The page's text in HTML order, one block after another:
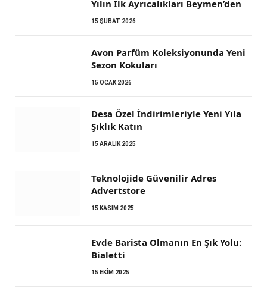
Yılın İlk Ayrıcalıkları Beymen’den
15 ŞUBAT 2026
Avon Parfüm Koleksiyonunda Yeni
Sezon Kokuları
15 OCAK 2026
Desa Özel İndirimleriyle Yeni Yıla
Şıklık Katın
15 ARALIK 2025
Teknolojide Güvenilir Adres
Advertstore
15 KASIM 2025
Evde Barista Olmanın En Şık Yolu:
Bialetti
15 EKIM 2025